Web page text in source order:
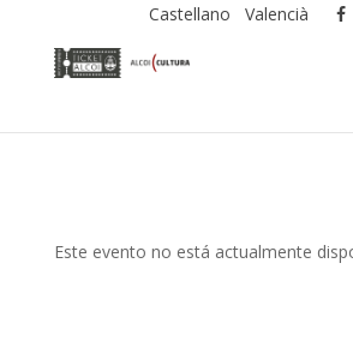
Castellano Valencià
Este evento no está actualmente